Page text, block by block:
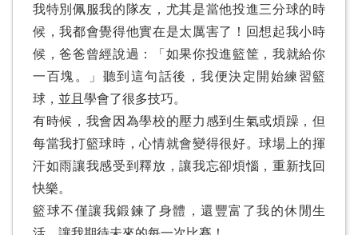
我特別佩服我的隊友，尤其是當他投進三分球的時
候，我都會覺得他實在是太厲害了！回想起我小時
候，爸爸曾經說過：「如果你投進籃筐，我就給你
一百塊。」聽到這句話後，我便決定開始練習籃
球，並且學會了很多技巧。
有時候，我會因為學校的壓力感到生氣或煩躁，但
每當我打籃球時，心情就會變得很好。球場上的揮
汗如雨讓我感受到釋放，讓我忘卻煩惱，重新找回
快樂。
籃球不僅讓我鍛鍊了身體，還豐富了我的休閒生